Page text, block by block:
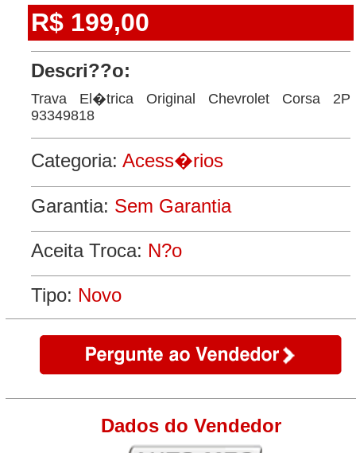
R$ 199,00
Descri??o:
Trava El�trica Original Chevrolet Corsa 2P
93349818
Categoria: Acess�rios
Garantia: Sem Garantia
Aceita Troca: N?o
Tipo: Novo
Dados do Vendedor